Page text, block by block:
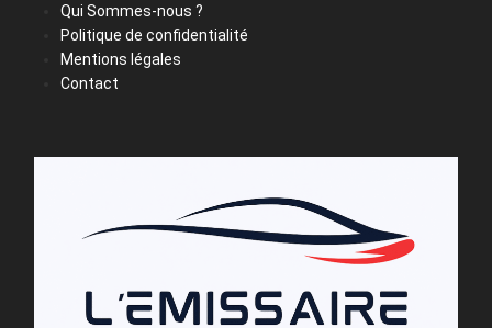
Qui Sommes-nous ?
Politique de confidentialité
Mentions légales
Contact